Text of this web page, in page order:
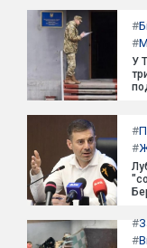
#
#
У
#
#
#
#